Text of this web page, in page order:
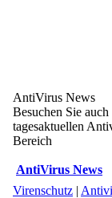
AntiVirus News
Besuchen Sie auch
tagesaktuellen
Bereich
AntiVirus News
Virenschutz |